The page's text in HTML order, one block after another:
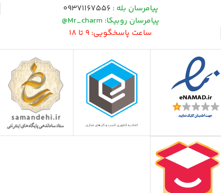
پیامرسان بله : 09371167556
پیامرسان روبیکا: Mr_charm@
ساعت پاسخگویی: 9 تا 18